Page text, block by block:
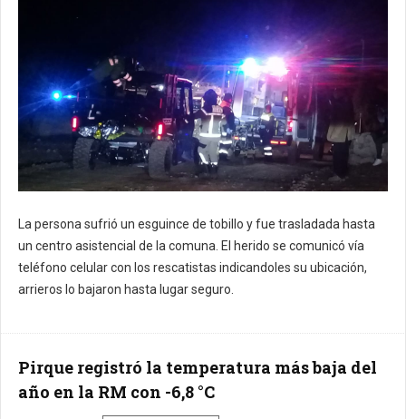
La persona sufrió un esguince de tobillo y fue trasladada hasta
un centro asistencial de la comuna. El herido se comunicó vía
teléfono celular con los rescatistas indicandoles su ubicación,
arrieros lo bajaron hasta lugar seguro.
Pirque registró la temperatura más baja del
año en la RM con -6,8 °C